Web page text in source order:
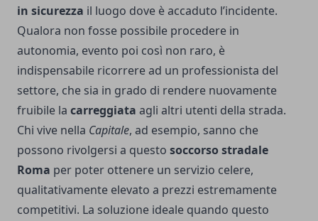
in sicurezza il luogo dove è accaduto l’incidente.
Qualora non fosse possibile procedere in
autonomia, evento poi così non raro, è
indispensabile ricorrere ad un professionista del
settore, che sia in grado di rendere nuovamente
fruibile la carreggiata agli altri utenti della strada.
Chi vive nella Capitale, ad esempio, sanno che
possono rivolgersi a questo soccorso stradale
Roma per poter ottenere un servizio celere,
qualitativamente elevato a prezzi estremamente
competitivi. La soluzione ideale quando questo